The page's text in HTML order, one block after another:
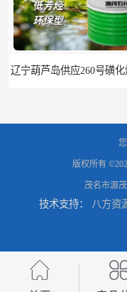
版权所有
茂名市源
技术支持： 八方资